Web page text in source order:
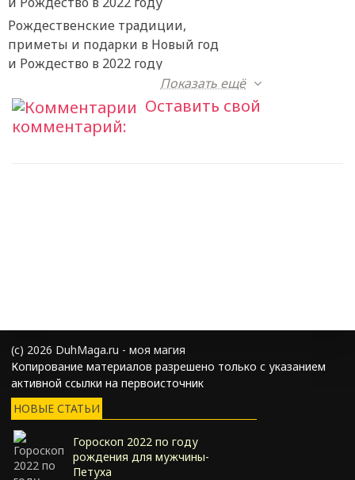
Рождественские традиции,
приметы и подарки в Новый год
и Рождество в 2022 году
Показать ещё
Оставить свой
комментарий:
(с) 2026 DuhMaga.ru - моя магия
Копирование материалов разрешено только с указанием
активной ссылки на первоисточник
НОВЫЕ СТАТЬИ
Гороскоп 2022 по году
рождения для мужчины-
Петуха